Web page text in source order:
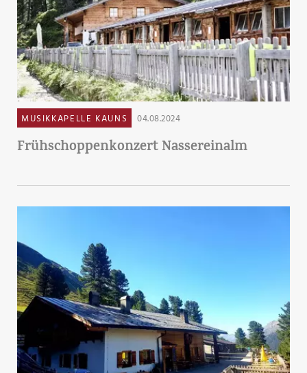
MUSIKKAPELLE KAUNS 04.08.2024
Frühschoppenkonzert Nassereinalm